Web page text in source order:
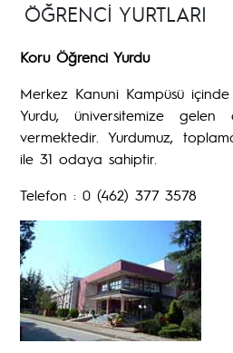
ÖĞRENCİ YURTLARI
Koru Öğrenci Yurdu
Merkez Kanuni Kampüsü
Yurdu, üniversitemize gelen
vermektedir. Yurdumuz,
ile 31 odaya sahiptir.
Telefon : 0 (462) 377 3578